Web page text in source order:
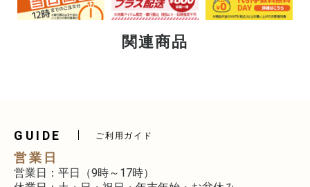
関連商品
GUIDE ご利用ガイド
営業日
営業日：平日（9時～17時）